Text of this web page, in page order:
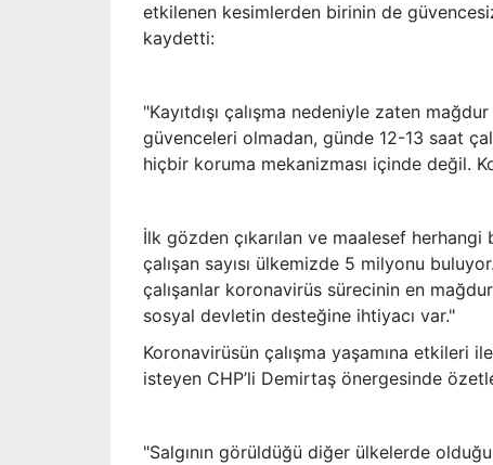
etkilenen kesimlerden birinin de
kaydetti:
"Kayıtdışı çalışma nedeniyle zaten
güvenceleri olmadan, günde 12-13 saat
hiçbir koruma mekanizması içinde değil.
İlk gözden çıkarılan ve maalesef
çalışan sayısı ülkemizde 5 milyonu
çalışanlar koronavirüs sürecinin en
sosyal devletin desteğine ihtiyacı var."
Koronavirüsün çalışma yaşamına etkileri
isteyen CHP’li Demirtaş önergesinde
"Salgının görüldüğü diğer ülkelerde